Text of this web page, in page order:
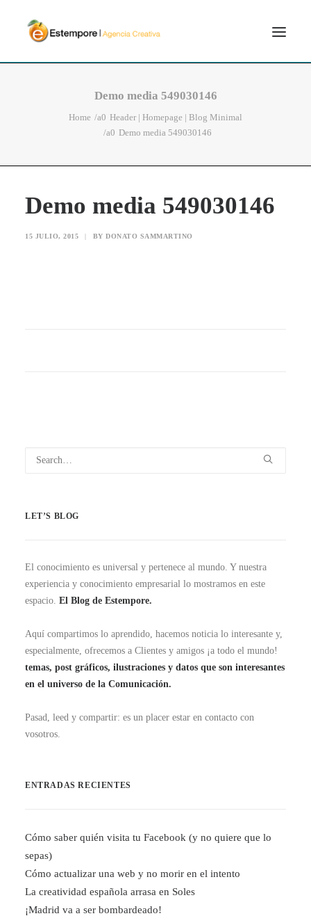
SEARCH
Demo media 549030146
Home
Header | Homepage | Blog Minimal
Demo media 549030146
Demo media 549030146
15 JULIO, 2015 | BY DONATO SAMMARTINO
LET’S BLOG
El conocimiento es universal y pertenece al mundo. Y nuestra
experiencia y conocimiento empresarial lo mostramos en este
espacio. El Blog de Estempore.
Aquí compartimos lo aprendido, hacemos noticia lo interesante y,
especialmente, ofrecemos a Clientes y amigos ¡a todo el mundo!
temas, post gráficos, ilustraciones y datos que son interesantes
en el universo de la Comunicación.
Pasad, leed y compartir: es un placer estar en contacto con
vosotros.
ENTRADAS RECIENTES
Cómo saber quién visita tu Facebook (y no quiere que lo
sepas)
Cómo actualizar una web y no morir en el intento
La creatividad española arrasa en Soles
¡Madrid va a ser bombardeado!